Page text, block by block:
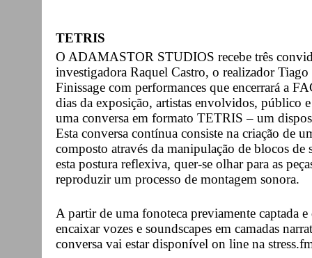
TETRIS
O ADAMASTOR STUDIOS recebe três
investigadora Raquel Castro, o realizador
Finissage com performances que encerrará a
dias da exposição, artistas envolvidos, público
uma conversa em formato TETRIS – um
Esta conversa contínua consiste na criação de
composto através da manipulação de blocos de
esta postura reflexiva, quer-se olhar para as
reproduzir um processo de montagem sonora.
A partir de uma fonoteca previamente captada
encaixar vozes e soundscapes em camadas
conversa vai estar disponível on line na